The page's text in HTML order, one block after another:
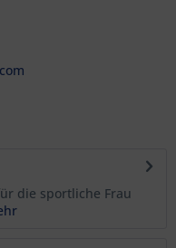
die sportliche Frau